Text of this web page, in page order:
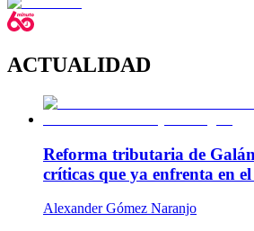
ACTUALIDAD
Reforma tributaria de
críticas que ya enfrenta en
Alexander Gómez Naranjo